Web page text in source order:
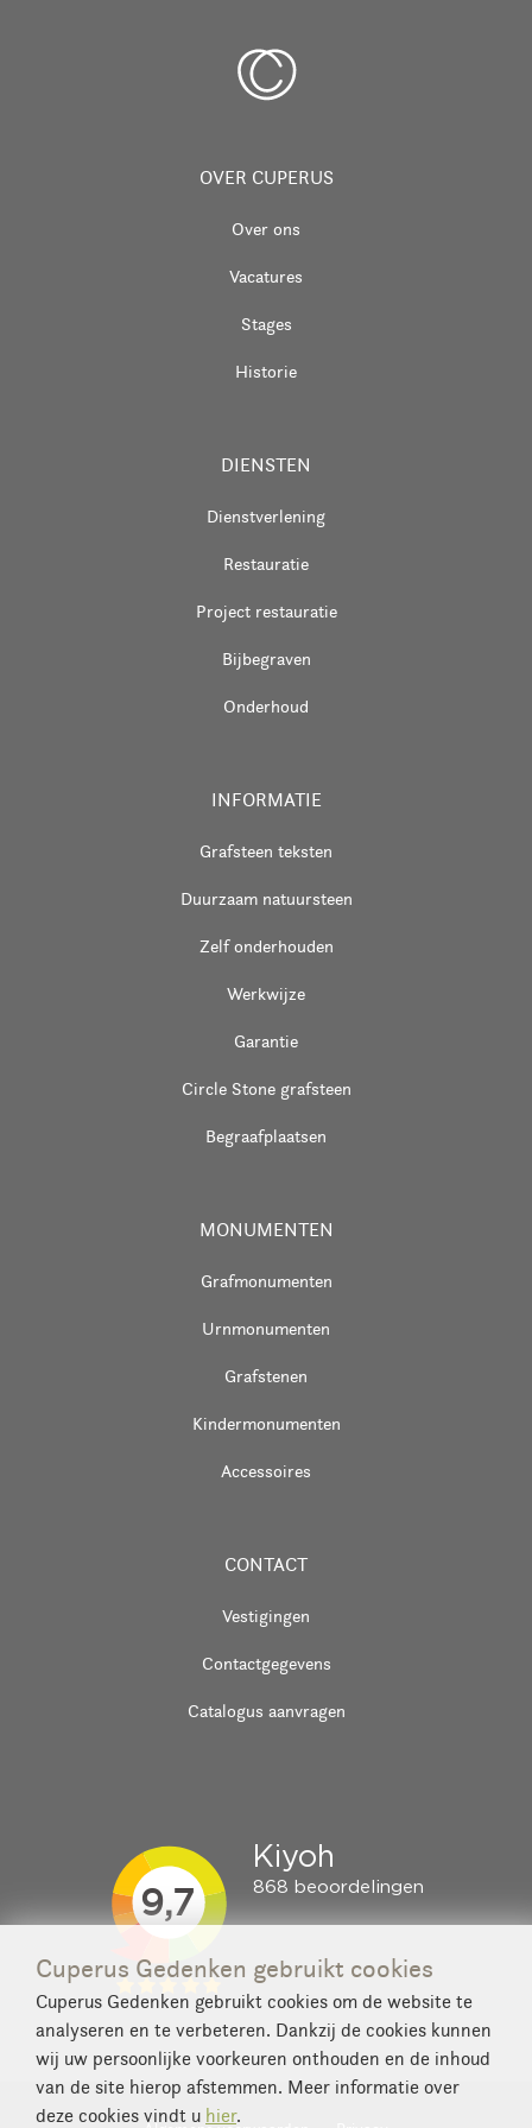
OVER CUPERUS
Over ons
Vacatures
Stages
Historie
DIENSTEN
Dienstverlening
Restauratie
Project restauratie
Bijbegraven
Onderhoud
INFORMATIE
Grafsteen teksten
Duurzaam natuursteen
Zelf onderhouden
Werkwijze
Garantie
Circle Stone grafsteen
Begraafplaatsen
MONUMENTEN
Grafmonumenten
Urnmonumenten
Grafstenen
Kindermonumenten
Accessoires
CONTACT
Vestigingen
Contactgegevens
Catalogus aanvragen
Cuperus Gedenken gebruikt cookies
Cuperus Gedenken gebruikt cookies om de website te
analyseren en te verbeteren. Dankzij de cookies kunnen
wij uw persoonlijke voorkeuren onthouden en de inhoud
van de site hierop afstemmen. Meer informatie over
deze cookies vindt u hier.